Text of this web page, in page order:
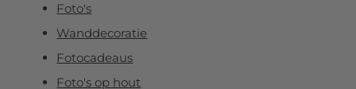
Foto's
Wanddecoratie
Fotocadeaus
Foto's op hout